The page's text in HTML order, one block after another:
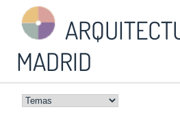
MADRID